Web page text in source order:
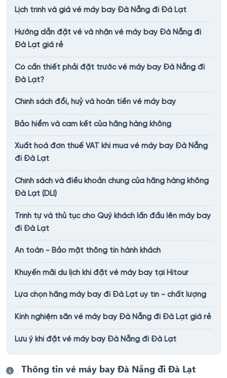
Lịch trình và giá vé máy bay Đà Nẵng đi Đà Lạt
Hướng dẫn đặt vé và nhận vé máy bay Đà Nẵng đi
Đà Lạt giá rẻ
Có cần thiết phải đặt trước vé máy bay Đà Nẵng đi
Đà Lạt?
Chính sách đổi, huỷ và hoàn tiền vé máy bay
Bảo hiểm và cam kết của hãng hàng không
Xuất hoá đơn thuế VAT khi mua vé máy bay Đà Nẵng
đi Đà Lạt
Chính sách và điều khoản chung của hãng hàng không
Đà Lạt (DLI)
Trình tự và thủ tục cho Quý khách lần đầu lên máy bay
đi Đà Lạt
An toàn - Bảo mật thông tin hành khách
Khuyến mãi du lịch khi đặt vé máy bay tại Hitour
Lựa chọn hãng máy bay đi Đà Lạt uy tín - chất lượng
Kinh nghiệm săn vé máy bay Đà Nẵng đi Đà Lạt giá rẻ
Lưu ý khi đặt vé máy bay Đà Nẵng đi Đà Lạt
Thông tin vé máy bay Đà Nẵng đi Đà Lạt